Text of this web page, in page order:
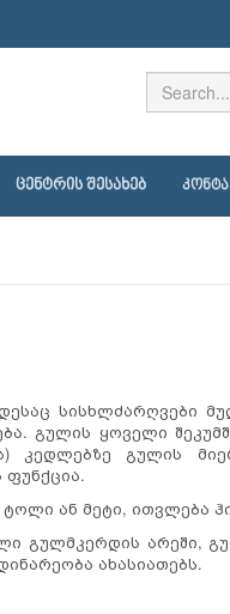
ᲪᲔᲜᲢᲠᲘᲡ ᲨᲔᲡᲐᲮᲔᲑ
სისხლძარღვები
გულის ყოველი
კედლებზე გულის
ან მეტი, ითვლება
გულმკერდის არეში,
ახასიათებს.